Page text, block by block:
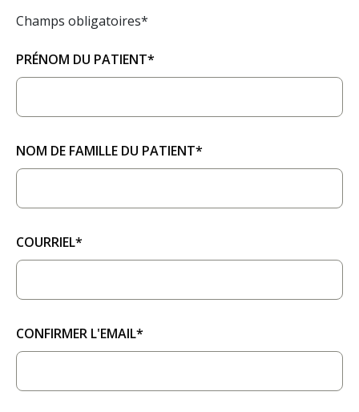
Champs obligatoires*
PRÉNOM DU PATIENT*
NOM DE FAMILLE DU PATIENT*
COURRIEL*
CONFIRMER L'EMAIL*